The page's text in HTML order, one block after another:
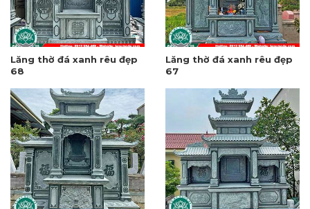
Lăng thờ đá xanh rêu đẹp
68
Lăng thờ đá xanh rêu đẹp
67